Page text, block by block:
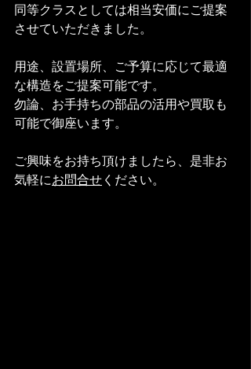
同等クラスとしては相当安価にご提案
させていただきました。
用途、設置場所、ご予算に応じて最適
な構造をご提案可能です。
勿論、お手持ちの部品の活用や買取も
可能で御座います。
ご興味をお持ち頂けましたら、是非お
気軽にお問合せ ください。